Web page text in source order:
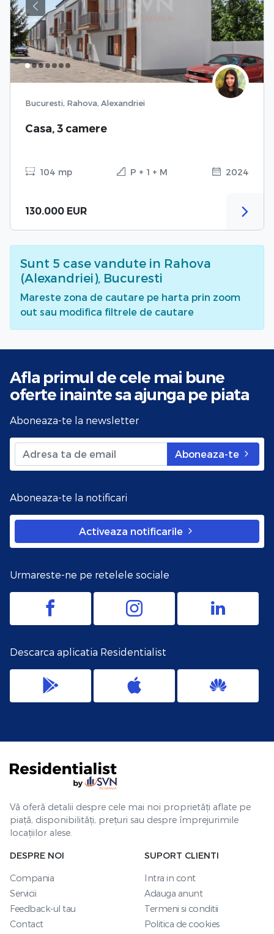
Previous Next
Bucuresti, Rahova, Alexandriei
Casa, 3 camere
104 mp P + 1 + M 2024
130.000 EUR
Sunt 5 case vandute in Rahova
(Alexandriei), Bucuresti
Mareste zona de cautare pe harta prin zoom
out sau modifica filtrele de cautare
Afla primul de cele mai bune
oferte inainte sa ajunga pe piata
Aboneaza-te la newsletter
Aboneaza-te
Aboneaza-te la notificari
Activeaza notificarile
Urmareste-ne pe retelele sociale
Descarca aplicatia Residentialist
Vă oferă detalii despre cele mai noi proprietăți aflate pe
piață, disponibilități, prețuri sau despre împrejurimile
locațiilor alese.
DESPRE NOI
Compania
Servicii
Feedback-ul tau
Contact
SUPORT CLIENTI
Intra in cont
Adauga anunt
Termeni si conditii
Politica de cookies